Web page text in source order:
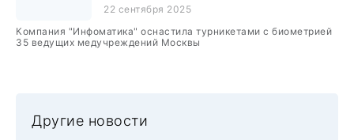
22 сентября 2025
Компания "Инфоматика" оснастила турникетами с биометрией
35 ведущих медучреждений Москвы
Другие новости